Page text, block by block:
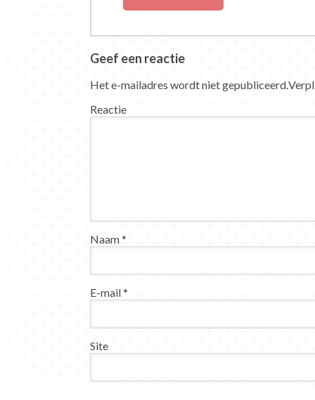
Geef een reactie
Het e-mailadres wordt niet gepubliceerd.
Reactie
Naam*
E-mail*
Site